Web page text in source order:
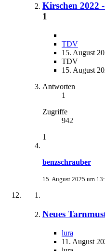
Kirschen 2022
1
TDV
15. August
TDV
15. August
Antworten
1
Zugriffe
942
1
benzschrauber
15. August 2025 um
Neues
lura
11. August